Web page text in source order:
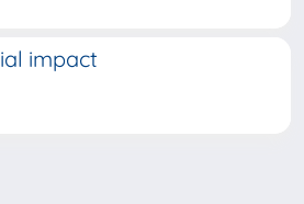
impact